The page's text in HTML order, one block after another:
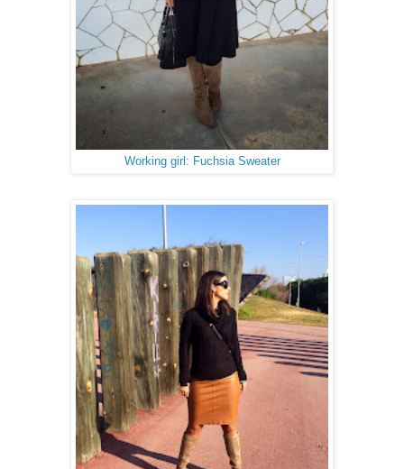
Working girl: Fuchsia Sweater